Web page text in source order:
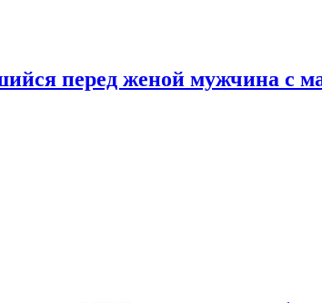
перед женой мужчина с